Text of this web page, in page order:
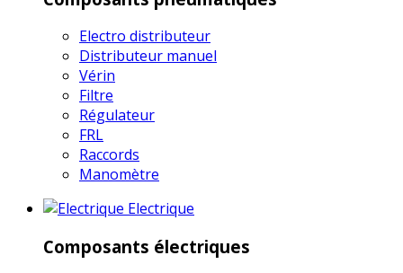
Electro distributeur
Distributeur manuel
Vérin
Filtre
Régulateur
FRL
Raccords
Manomètre
Electrique
Composants électriques